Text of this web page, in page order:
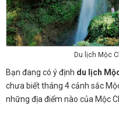
Du lịch Mộc
Bạn đang có ý định du lịch
chưa biết tháng 4 cảnh sắc
những địa điểm nào của Mộc